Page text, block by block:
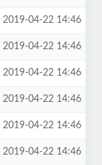
2019-04-22 14:46
2019-04-22 14:46
2019-04-22 14:46
2019-04-22 14:46
2019-04-22 14:46
2019-04-22 14:46